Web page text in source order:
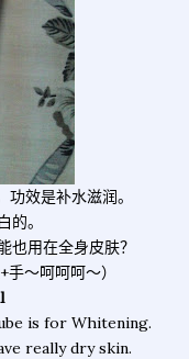
效是补水滋润。
的。
也用在全身皮肤？
～呵呵呵～）
is for Whitening.
really dry skin.